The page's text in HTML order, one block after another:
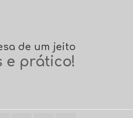
de um jeito
e prático!